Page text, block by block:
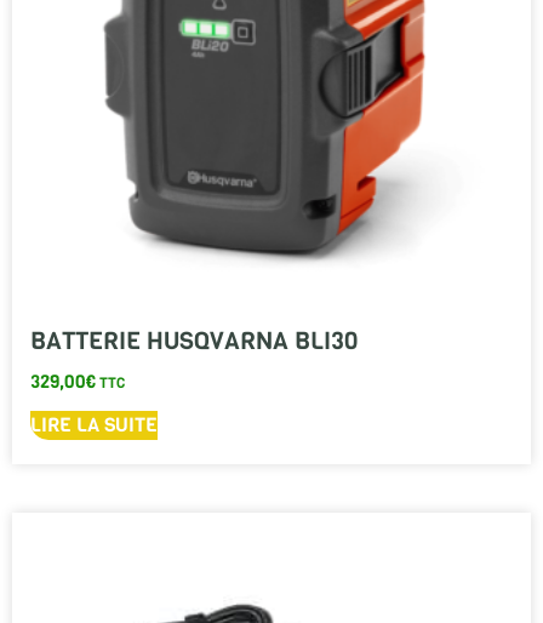
BATTERIE HUSQVARNA BLI30
329,00€TTC
LIRE LA SUITE